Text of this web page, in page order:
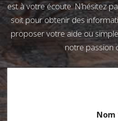
est à votre écoute. N’hésitez
soit pour obtenir des
proposer votre aide ou
notre passion
Nom